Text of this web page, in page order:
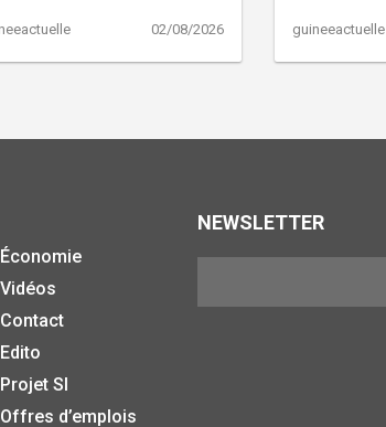
02/08/2026 guineeactuelle
Économie
Vidéos
Contact
Edito
Projet SI
Offres d’emplois
NEWSLETTER